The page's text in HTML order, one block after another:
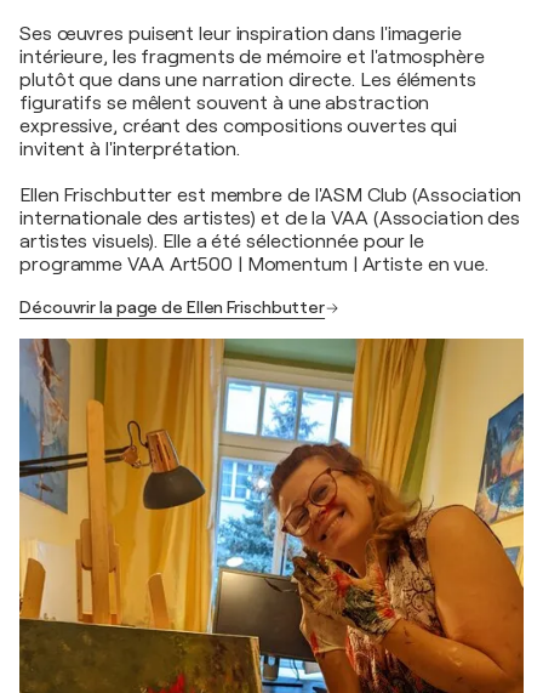
Ses œuvres puisent leur inspiration dans l'imagerie
intérieure, les fragments de mémoire et l'atmosphère
plutôt que dans une narration directe. Les éléments
figuratifs se mêlent souvent à une abstraction
expressive, créant des compositions ouvertes qui
invitent à l'interprétation.
Ellen Frischbutter est membre de l'ASM Club (Association
internationale des artistes) et de la VAA (Association des
artistes visuels). Elle a été sélectionnée pour le
programme VAA Art500 | Momentum | Artiste en vue.
Découvrir la page de Ellen Frischbutter